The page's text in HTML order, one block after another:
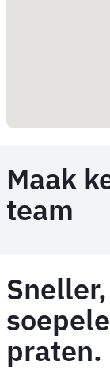
Maak
team
praten.